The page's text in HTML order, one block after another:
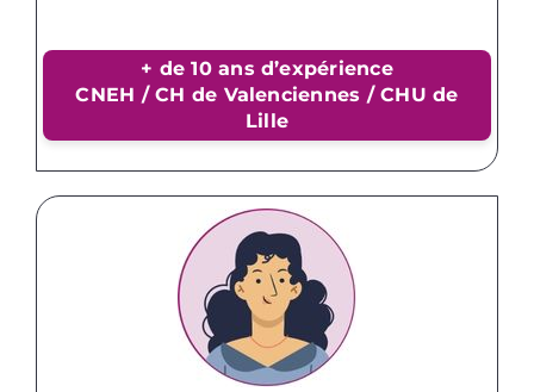
+ de 10 ans d’expérience
CNEH / CH de Valenciennes / CHU de
Lille